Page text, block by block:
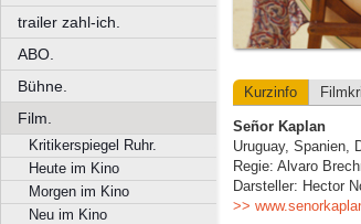
trailer zahl-ich.
ABO.
Bühne.
Film.
Kritikerspiegel Ruhr.
Heute im Kino
Morgen im Kino
Neu im Kino
Kurzinfo
Señor Kaplan
Uruguay, Spanien,
Regie: Alvaro
Darsteller: Hector
>>